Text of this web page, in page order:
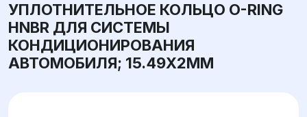
УПЛОТНИТЕЛЬНОЕ КОЛЬЦО O-RING
HNBR ДЛЯ СИСТЕМЫ
КОНДИЦИОНИРОВАНИЯ
АВТОМОБИЛЯ; 15.49X2ММ